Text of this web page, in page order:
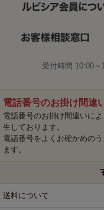
受付時間 10:00～
電話番号のお掛け間違
電話番号のお掛け間違いに
生しております。
電話番号をよくお確かめの
ます。
送料について